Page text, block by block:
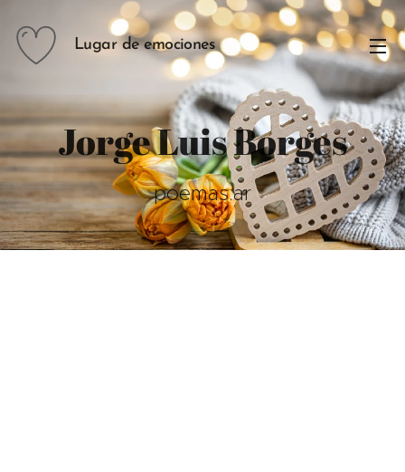
Lugar de emociones
Jorge Luis Borges
poemas.ar